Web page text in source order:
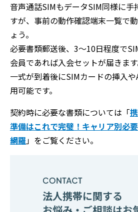
音声通話SIMもデータSIM同様に手
すが、事前の動作確認端末一覧で
ょう。
必要書類郵送後、3～10日程度で
会員であれば入会セットが届きます
一式が到着後にSIMカードの挿入
用可能です。
契約時に必要な書類については「
準備はこれで完璧！キャリア別必
網羅」をご覧ください。
法人携帯に関する